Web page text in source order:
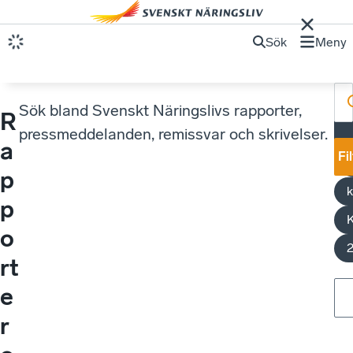
Sök Meny
R
a
p
p
o
rt
e
r
Sök bland Svenskt Näringslivs rapporter,
pressmeddelanden, remissvar och skrivelser.